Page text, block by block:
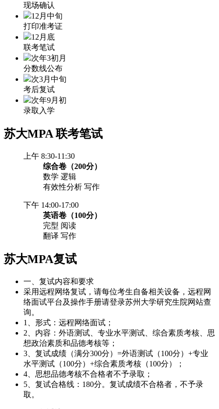
现场确认
12月中旬
打印准考证
12月底
联考笔试
次年3初月
分数线公布
次3月中旬
考后复试
次年9月初
录取入学
苏大MPA联考笔试
上午 8:30-11:30
综合卷（200分）
数学 逻辑
有效性分析 写作
下午 14:00-17:00
英语卷（100分）
完型 阅读
翻译 写作
苏大MPA复试
一、复试内容和要求
采用远程网络复试，请每位考生自备相关设备，远程网
络面试平台及操作手册请登录苏州大学研究生院网站查
询。
1、形式：远程网络面试；
2、内容：外语测试、专业水平测试、综合素质考核、思
想政治素质和品德考核等；
3、复试成绩（满分300分）=外语测试（100分）+专业
水平测试（100分）+综合素质考核（100分）；
4、思想品德考核不合格者不予录取；
5、复试合格线：180分。复试成绩不合格者，不予录
取。